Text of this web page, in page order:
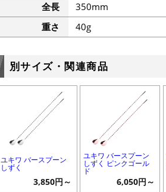
全長
350mm
重さ
40g
別サイズ・関連商品
ユキワ バースプーン
しずく
3,850円～
ユキワ バースプーン
しずく ピンクゴール
ド
6,050円～